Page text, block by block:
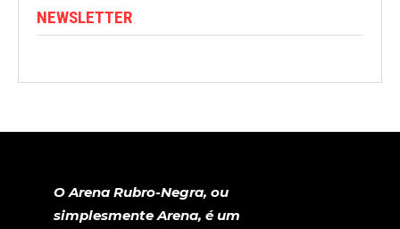
NEWSLETTER
O Arena Rubro-Negra, ou
simplesmente Arena, é um